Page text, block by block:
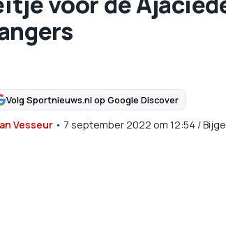
Volg Sportnieuws.nl op Google Discover
Vesseur• 7 september 2022 om 12:54 /